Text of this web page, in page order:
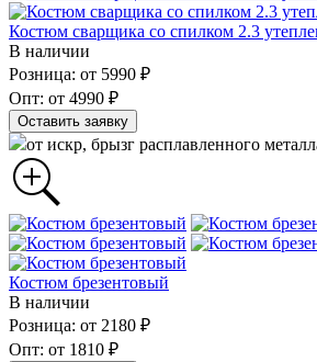
Костюм сварщика со спилком 2.3
В наличии
Розница: от 5990 ₽
Опт: от 4990 ₽
Оставить заявку
от искр, брызг расплавленного
Костюм брезентовый
В наличии
Розница: от 2180 ₽
Опт: от 1810 ₽